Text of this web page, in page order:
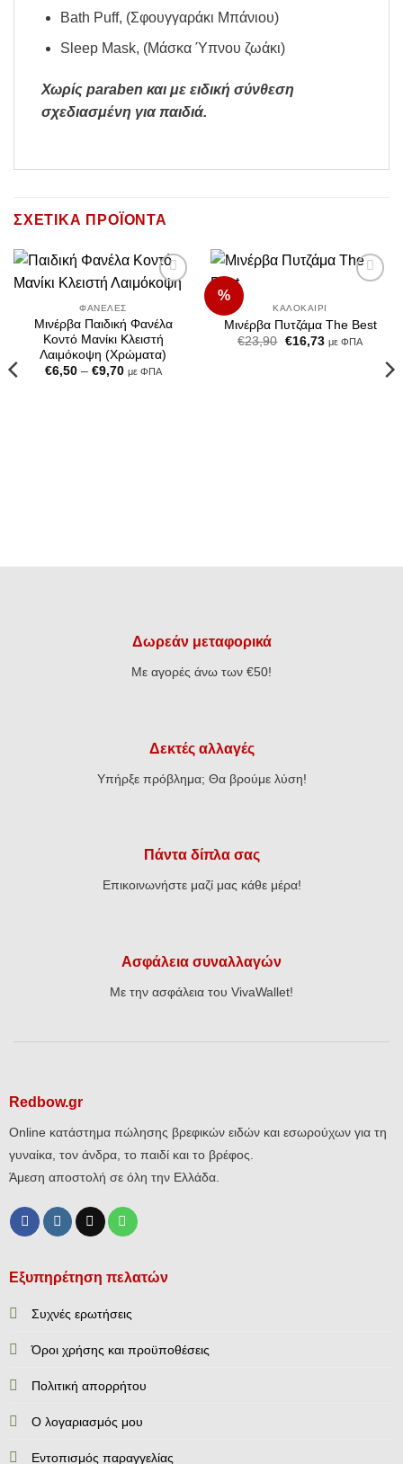
Bath Puff, (Σφουγγαράκι Μπάνιου)
Sleep Mask, (Μάσκα Ύπνου ζωάκι)
Χωρίς paraben και με ειδική σύνθεση
σχεδιασμένη για παιδιά.
ΣΧΕΤΙΚΆ ΠΡΟΪΌΝΤΑ
Add to
ΦΑΝΈΛΕΣ
Μινέρβα Παιδική Φανέλα
Κοντό Μανίκι Κλειστή
Λαιμόκοψη (Χρώματα)
€6,50 – €9,70Price
με ΦΠΑ
%
ΚΑΛΟΚΑΊΡΙ
Μινέρβα Πυτζάμα The Best
€23,90 Original
€16,73Ημε ΦΠΑ
Δωρεάν μεταφορικά
Με αγορές άνω των €50!
Δεκτές αλλαγές
Υπήρξε πρόβλημα; Θα βρούμε λύση!
Πάντα δίπλα σας
Επικοινωνήστε μαζί μας κάθε μέρα!
Ασφάλεια συναλλαγών
Με την ασφάλεια του VivaWallet!
Redbow.gr
Online κατάστημα πώλησης βρεφικών ειδών και εσωρούχων για τη
γυναίκα, τον άνδρα, το παιδί και το βρέφος.
Άμεση αποστολή σε όλη την Ελλάδα.
Εξυπηρέτηση πελατών
Συχνές ερωτήσεις
Όροι χρήσης και προϋποθέσεις
Πολιτική απορρήτου
Ο λογαριασμός μου
Εντοπισμός παραγγελίας